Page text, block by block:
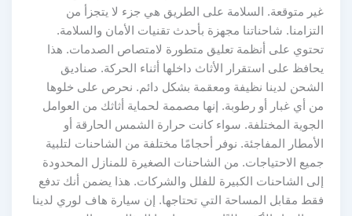
غير متوقعة. السلامة على الطريق هي جزء لا يتجزأ من
التزامنا. شاحناتنا مجهزة بأحدث تقنيات الأمان والسلامة.
تحتوي على أنظمة تعليق متطورة لامتصاص الصدمات. هذا
يحافظ على استقرار الأثاث داخلها أثناء الحركة. صناديق
الشحن لدينا نظيفة ومعقمة بشكل دائم. نحرص على خلوها
من أي غبار أو رطوبة. إنها مصممة لحماية أثاثك من العوامل
الجوية المختلفة. سواء كانت حرارة الشمس الحارقة أو
الأمطار المفاجئة. نوفر أحجامًا مختلفة من الشاحنات لتلبية
جميع الاحتياجات. من الشاحنات الصغيرة للمنازل المحدودة
إلى الشاحنات الكبيرة للفلل والشركات. هذا يضمن أنك تدفع
فقط مقابل المساحة التي تحتاجها. إن سيارة هاف لوري لدينا